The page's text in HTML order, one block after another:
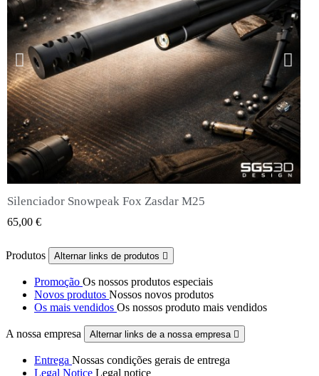
QUICK VIEW
Silenciador Snowpeak Fox Zasdar M25
65,00 €
Produtos Alternar links de produtos 
Promoção Os nossos produtos especiais
Novos produtos Nossos novos produtos
Os mais vendidos Os nossos produto mais vendidos
A nossa empresa Alternar links de a nossa empresa 
Entrega Nossas condições gerais de entrega
Legal Notice Legal notice